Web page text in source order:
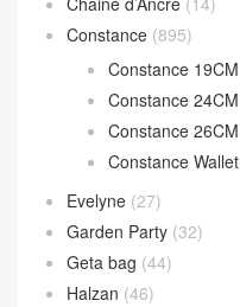
Constance (895)
Constance 19CM
Constance 24CM
Constance 26CM
Constance Wallet
Evelyne (27)
Garden Party (32)
Geta bag (44)
Halzan (46)